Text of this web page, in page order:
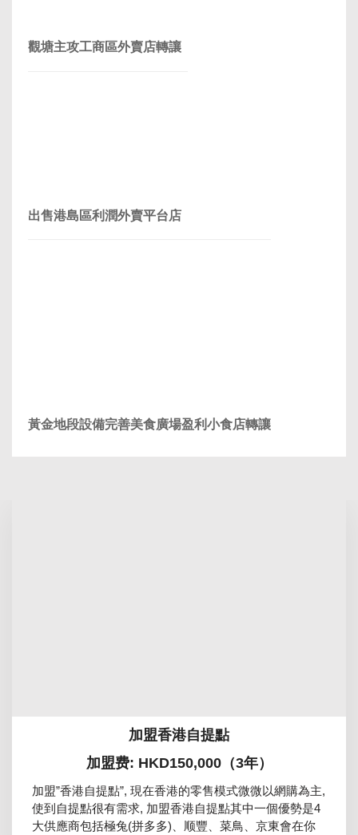
觀塘主攻工商區外賣店轉讓
出售港島區利潤外賣平台店
黃金地段設備完善美食廣場盈利小食店轉讓
加盟香港自提點
加盟费: HKD150,000（3年）
加盟”香港自提點”, 現在香港的零售模式微微以網購為主,
使到自提點很有需求, 加盟香港自提點其中一個優勢是4
大供應商包括極兔(拼多多)、顺豐、菜鳥、京東會在你